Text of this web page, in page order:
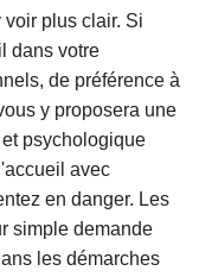
plus clair. Si
dans votre
de préférence à
y proposera une
psychologique
avec
en danger. Les
simple demande
les démarches